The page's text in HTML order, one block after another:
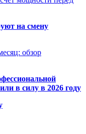
на смену
обзор
в силу в 2026 году